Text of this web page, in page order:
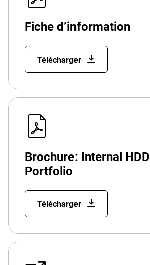
Fiche d’information
Télécharger
Brochure: Internal HDD
Portfolio
Télécharger